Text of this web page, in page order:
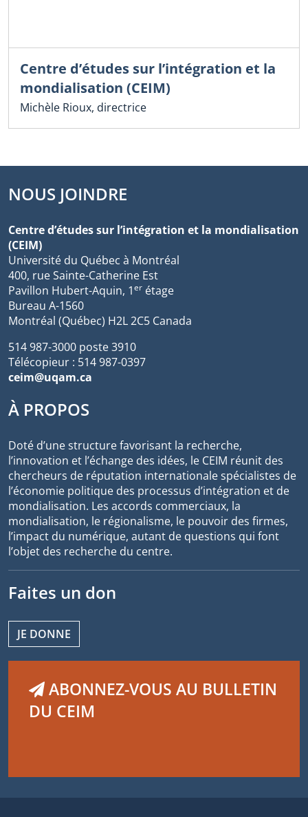
Centre d’études sur l’intégration et la
mondialisation (CEIM)
Michèle Rioux, directrice
NOUS JOINDRE
Centre d’études sur l’intégration et la mondialisation
(CEIM)
Université du Québec à Montréal
400, rue Sainte-Catherine Est
Pavillon Hubert-Aquin, 1er étage
Bureau A-1560
Montréal (Québec) H2L 2C5 Canada
514 987-3000 poste 3910
Télécopieur : 514 987-0397
ceim@uqam.ca
À PROPOS
Doté d’une structure favorisant la recherche,
l’innovation et l’échange des idées, le CEIM réunit des
chercheurs de réputation internationale spécialistes de
l’économie politique des processus d’intégration et de
mondialisation. Les accords commerciaux, la
mondialisation, le régionalisme, le pouvoir des firmes,
l’impact du numérique, autant de questions qui font
l’objet des recherche du centre.
Faites un don
JE DONNE
ABONNEZ-VOUS AU BULLETIN
DU CEIM